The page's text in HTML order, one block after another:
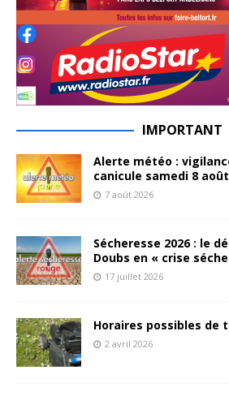
IMPORTANT
Alerte météo :
canicule samedi 8
7 août 2026
Sécheresse 2026 : le
Doubs en « crise
17 juillet 2026
Horaires possibles de
2 avril 2026